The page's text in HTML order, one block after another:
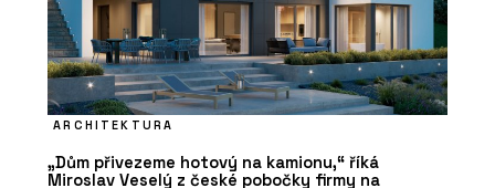
ARCHITEKTURA
„Dům přivezeme hotový na kamionu,“ říká
Miroslav Veselý z české pobočky firmy na